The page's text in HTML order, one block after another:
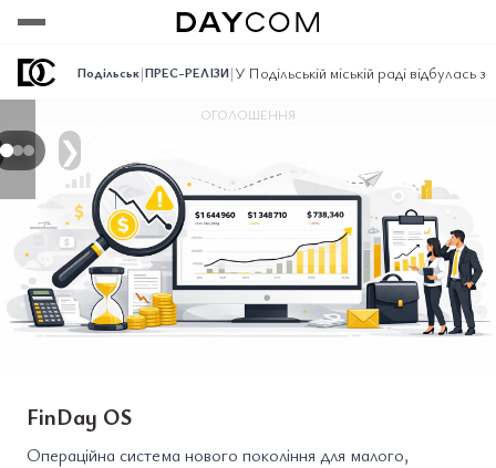
Подільськ|ПРЕС-РЕЛІЗИ|У Подільській міській раді
Переглянути
Переглянути
Переглянути
❯
ОГОЛОШЕННЯ
FinDay OS
Операційна система нового покоління для малого,